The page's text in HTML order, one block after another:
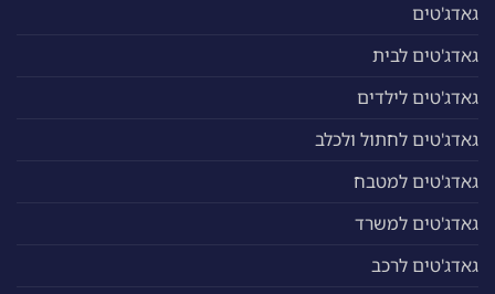
גאדג'טים
גאדג'טים לבית
גאדג'טים לילדים
גאדג'טים לחתול ולכלב
גאדג'טים למטבח
גאדג'טים למשרד
גאדג'טים לרכב